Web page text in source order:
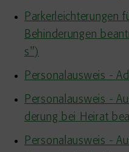
Parkerleichterungen
Behinderungen
s")
Personalausweis -
Personalausweis -
derung bei Heirat
Personalausweis -